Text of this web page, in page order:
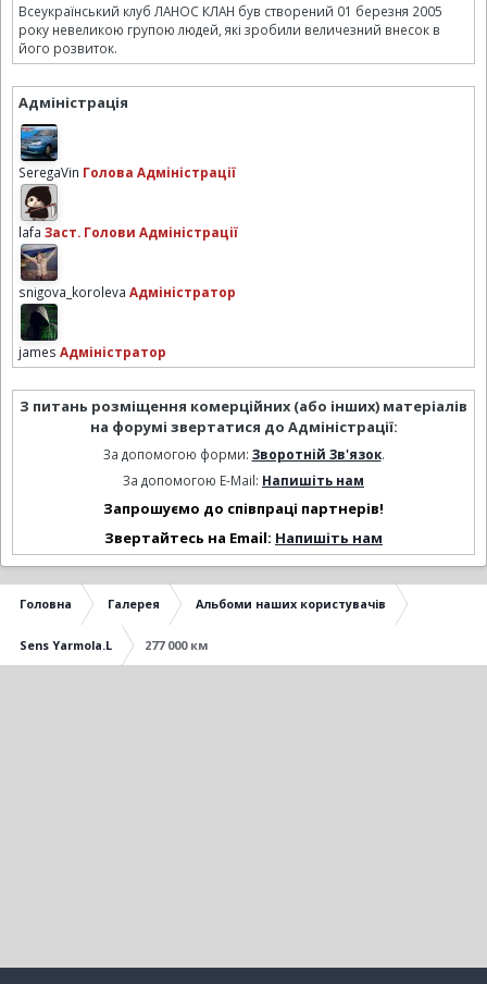
Всеукраїнський клуб ЛАНОС КЛАН був створений 01 березня 2005
року невеликою групою людей, які зробили величезний внесок в
його розвиток.
Адміністрація
SeregaVin Голова Адміністрації
lafa Заст. Голови Адміністрації
snigova_koroleva Адміністратор
james Адміністратор
З питань розміщення комерційних (або інших) матеріалів
на форумі звертатися до Адміністрації:
За допомогою форми: Зворотній Зв'язок.
За допомогою E-Mail: Напишіть нам
Запрошуємо до співпраці партнерів!
Звертайтесь на Email: Напишіть нам
Головна Галерея Альбоми наших користувачів
Sens Yarmola.L 277 000 км